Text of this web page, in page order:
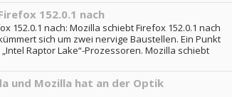
152.0.1 nach
152.0.1 nach: Mozilla schiebt Firefox 152.0.1 nach
sich um zwei nervige Baustellen. Ein Punkt
Raptor Lake“-Prozessoren. Mozilla schiebt
und Mozilla hat an der Optik